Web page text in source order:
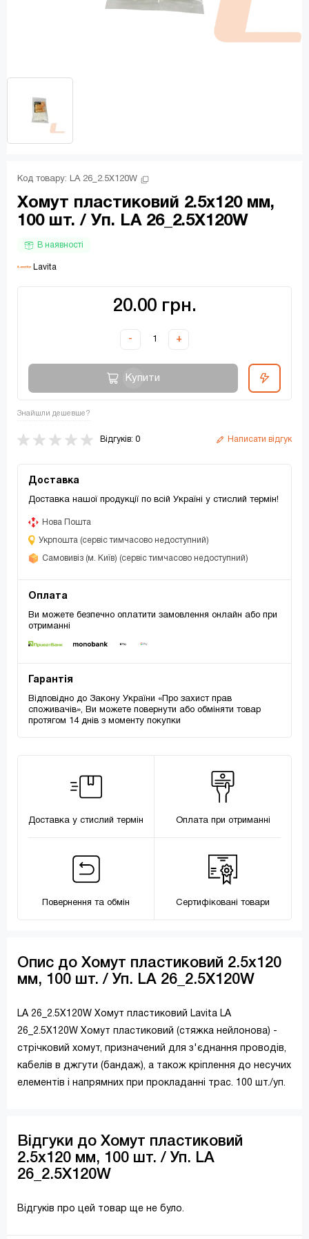
Код товару: LA 26_2.5X120W
Хомут пластиковий 2.5х120 мм,
100 шт. / Уп. LA 26_2.5X120W
В наявності
Lavita
20.00 грн.
- +
Купити
Знайшли дешевше?
Відгуків: 0 Написати відгук
Доставка
Доставка нашої продукції по всій Україні у стислий термін!
Нова Пошта
Укрпошта (сервіс тимчасово недоступний)
Самовивіз (м. Київ) (сервіс тимчасово недоступний)
Оплата
Ви можете безпечно оплатити замовлення онлайн або при
отриманні
Гарантія
Відповідно до Закону України «Про захист прав
споживачів», Ви можете повернути або обміняти товар
протягом 14 днів з моменту покупки
Доставка у стислий термін Оплата при отриманні
Повернення та обмін Сертифіковані товари
Опис до Хомут пластиковий 2.5х120
мм, 100 шт. / Уп. LA 26_2.5X120W
LA 26_2.5X120W Хомут пластиковий Lavita LA
26_2.5X120W Хомут пластиковий (стяжка нейлонова) -
стрічковий хомут, призначений для з'єднання проводів,
кабелів в джгути (бандаж), а також кріплення до несучих
елементів і напрямних при прокладанні трас. 100 шт./уп.
Відгуки до Хомут пластиковий
2.5х120 мм, 100 шт. / Уп. LA
26_2.5X120W
Відгуків про цей товар ще не було.